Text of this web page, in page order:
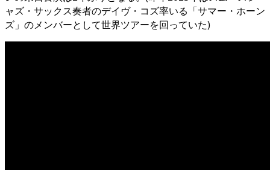
ャズ・サックス奏者のデイヴ・コズ率いる「サマー・ホーン
ズ」のメンバーとして世界ツアーを回っていた)